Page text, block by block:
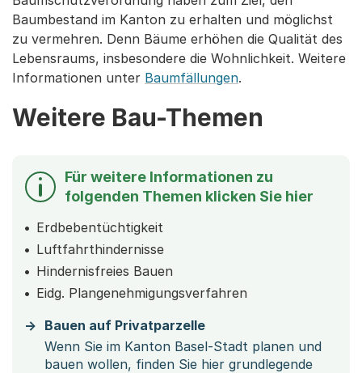
Baumbestand im Kanton zu erhalten und möglichst
zu vermehren. Denn Bäume erhöhen die Qualität des
Lebensraums, insbesondere die Wohnlichkeit. Weitere
Informationen unter Baumfällungen.
Weitere Bau-Themen
Für weitere Informationen zu
folgenden Themen klicken Sie hier
Erdbebentüchtigkeit
Luftfahrthindernisse
Hindernisfreies Bauen
Eidg. Plangenehmigungsverfahren
Bauen auf Privatparzelle
Wenn Sie im Kanton Basel-Stadt planen und
bauen wollen, finden Sie hier grundlegende